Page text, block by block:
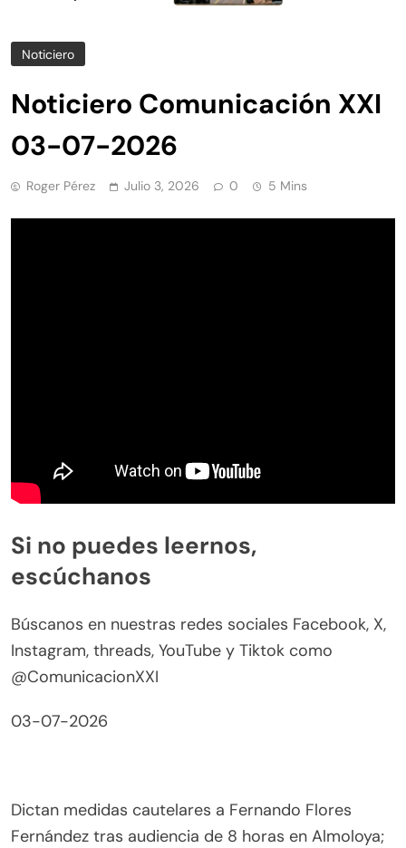
Noticiero
Noticiero Comunicación XXI
03-07-2026
Roger Pérez Julio 3, 2026 0 5 Mins
Si no puedes leernos,
escúchanos
Búscanos en nuestras redes sociales Facebook, X,
Instagram, threads, YouTube y Tiktok como
@ComunicacionXXI
03-07-2026
Dictan medidas cautelares a Fernando Flores
Fernández tras audiencia de 8 horas en Almoloya;